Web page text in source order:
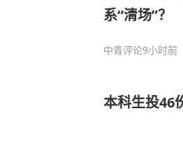
系“清场”？
中青评论9小时前
本科生投46